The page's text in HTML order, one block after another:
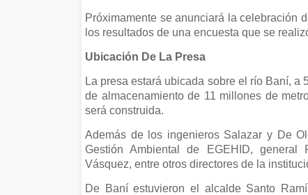
Próximamente se anunciará la celebración
los resultados de una encuesta que se
Ubicación De La Presa
La presa estará ubicada sobre el río Baní, a
de almacenamiento de 11 millones de
será construida.
Además de los ingenieros Salazar y De
Gestión Ambiental de EGEHID, general
Vásquez, entre otros directores de la
De Baní estuvieron el alcalde Santo